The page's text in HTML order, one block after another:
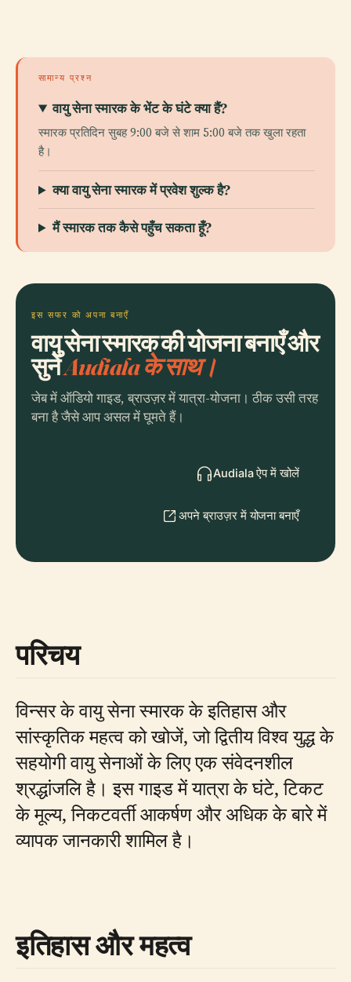
सामान्य प्रश्न
वायु सेना स्मारक के भेंट के घंटे क्या हैं?
स्मारक प्रतिदिन सुबह 9:00 बजे से शाम 5:00 बजे तक खुला रहता
है।
क्या वायु सेना स्मारक में प्रवेश शुल्क है?
मैं स्मारक तक कैसे पहुँच सकता हूँ?
इस सफर को अपना बनाएँ
वायु सेना स्मारक की योजना बनाएँ और
सुनेंAudiala के साथ।
जेब में ऑडियो गाइड, ब्राउज़र में यात्रा-योजना। ठीक उसी तरह
बना है जैसे आप असल में घूमते हैं।
Audiala ऐप में खोलें
अपने ब्राउज़र में योजना बनाएँ
परिचय
विन्सर के वायु सेना स्मारक के इतिहास और
सांस्कृतिक महत्व को खोजें, जो द्वितीय विश्व युद्ध के
सहयोगी वायु सेनाओं के लिए एक संवेदनशील
श्रद्धांजलि है। इस गाइड में यात्रा के घंटे, टिकट
के मूल्य, निकटवर्ती आकर्षण और अधिक के बारे में
व्यापक जानकारी शामिल है।
इतिहास और महत्व